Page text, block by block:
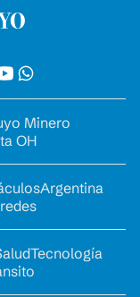
Minero
OH
Argentina
Tecnología